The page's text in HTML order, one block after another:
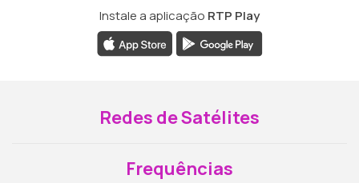
Instale a aplicação RTP Play
Redes de Satélites
Frequências